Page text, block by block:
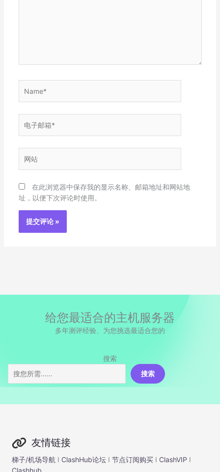
子
箱
站
在此浏览器中保存我的显示名称、邮箱地址和网站地
址，以便下次评论时使用。
给您最适合的主机服务器
多年测评经验、为您挑选最适合您的
搜索
搜索
友情链接
梯子/机场导航 I ClashHub论坛 I 节点订阅购买 I ClashVIP I